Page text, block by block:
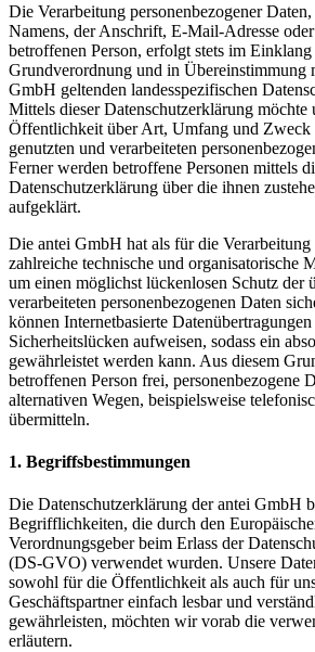
Die Verarbeitung personenbezogener
Namens, der Anschrift, E-Mail-Adresse
betroffenen Person, erfolgt stets im
Grundverordnung und in Übereinstimmung
GmbH geltenden landesspezifischen
Mittels dieser Datenschutzerklärung möchte
Öffentlichkeit über Art, Umfang und Zweck
genutzten und verarbeiteten
Ferner werden betroffene Personen mittels
Datenschutzerklärung über die ihnen
aufgeklärt.
Die antei GmbH hat als für die
zahlreiche technische und organisatorische
um einen möglichst lückenlosen Schutz der
verarbeiteten personenbezogenen Daten
können Internetbasierte
Sicherheitslücken aufweisen, sodass ein
gewährleistet werden kann. Aus diesem
betroffenen Person frei, personenbezogene
alternativen Wegen, beispielsweise
übermitteln.
1. Begriffsbestimmungen
Die Datenschutzerklärung der antei GmbH
Begrifflichkeiten, die durch den
Verordnungsgeber beim Erlass der
(DS-GVO) verwendet wurden. Unsere
sowohl für die Öffentlichkeit als auch für
Geschäftspartner einfach lesbar und
gewährleisten, möchten wir vorab die
erläutern.